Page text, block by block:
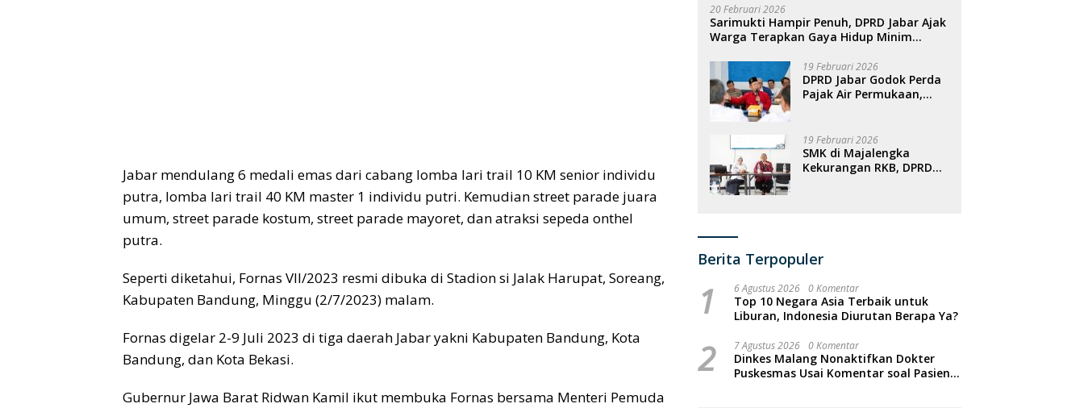
Jabar mendulang 6 medali emas dari cabang lomba lari trail 10 KM senior individu
putra, lomba lari trail 40 KM master 1 individu putri. Kemudian street parade juara
umum, street parade kostum, street parade mayoret, dan atraksi sepeda onthel
putra.
Seperti diketahui, Fornas VII/2023 resmi dibuka di Stadion si Jalak Harupat, Soreang,
Kabupaten Bandung, Minggu (2/7/2023) malam.
Fornas digelar 2-9 Juli 2023 di tiga daerah Jabar yakni Kabupaten Bandung, Kota
Bandung, dan Kota Bekasi.
Gubernur Jawa Barat Ridwan Kamil ikut membuka Fornas bersama Menteri Pemuda
20 Februari 2026
Sarimukti Hampir Penuh, DPRD Jabar Ajak
Warga Terapkan Gaya Hidup Minim
19 Februari 2026
DPRD Jabar Godok Perda
Pajak Air Permukaan,
19 Februari 2026
SMK di Majalengka
Kekurangan RKB, DPRD
Berita Terpopuler
1 6 Agustus 2026 0 Komentar
Top 10 Negara Asia Terbaik untuk
Liburan, Indonesia Diurutan Berapa Ya?
2 7 Agustus 2026 0 Komentar
Dinkes Malang Nonaktifkan Dokter
Puskesmas Usai Komentar soal Pasien